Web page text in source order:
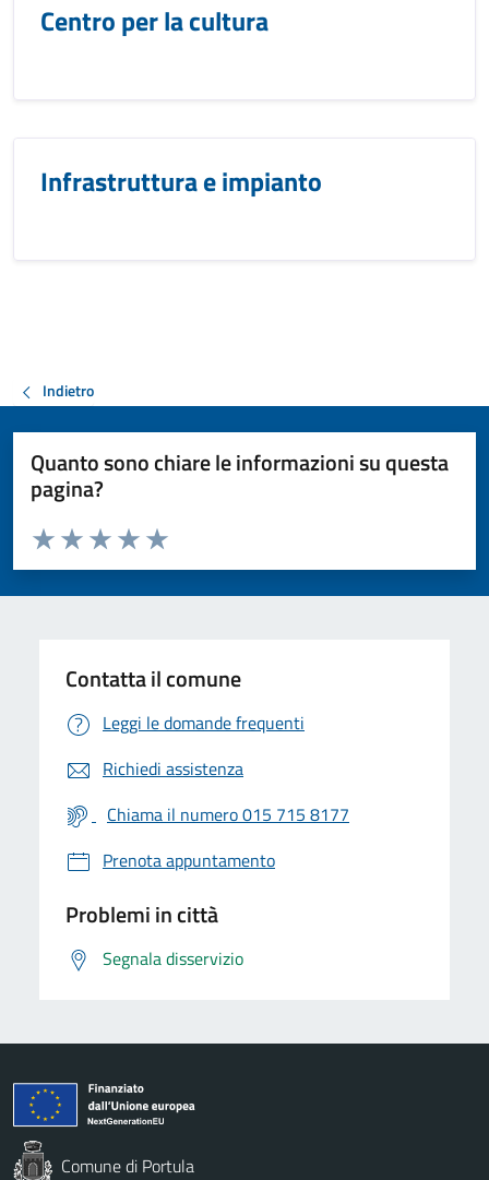
Centro per la cultura
Infrastruttura e impianto
Indietro
Quanto sono chiare le informazioni su questa
pagina?
Valuta da 1 a 5 stelle la pagina
Valuta 5 stelle su 5
Valuta 4 stelle su 5
Valuta 3 stelle su 5
Valuta 2 stelle su 5
Valuta 1 stelle su 5
Contatta il comune
Leggi le domande frequenti
Richiedi assistenza
Chiama il numero 015 715 8177
Prenota appuntamento
Problemi in città
Segnala disservizio
Comune di Portula